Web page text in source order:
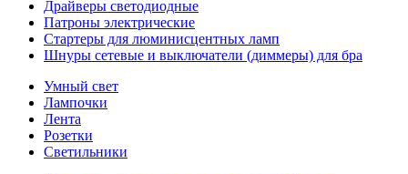
Драйверы светодиодные
Патроны электрические
Стартеры для люминисцентных ламп
Шнуры сетевые и выключатели (диммеры) для бра
Умный свет
Лампочки
Лента
Розетки
Светильники